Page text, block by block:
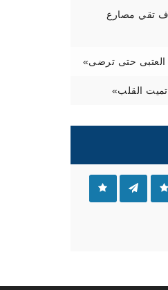
تقي مصارع
حتى ترضى»
القلب»